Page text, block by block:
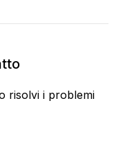
risolvi i problemi